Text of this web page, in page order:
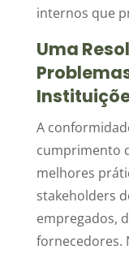
internos que
Uma
A
cumprimento
melhores
stakeholders
empregados,
fornecedores.